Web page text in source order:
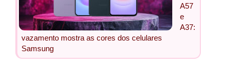
A57
e
A37:
vazamento mostra as cores dos celulares
Samsung